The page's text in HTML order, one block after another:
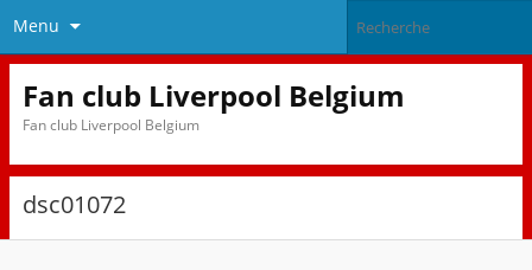
Menu
Fan club Liverpool Belgium
Fan club Liverpool Belgium
dsc01072